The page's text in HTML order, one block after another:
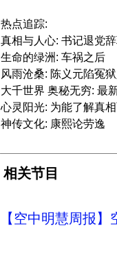
热点追踪:
真相与人心: 书记退党
生命的绿洲: 车祸之后
风雨沧桑: 陈义元陷冤
大千世界 奥秘无穷: 最
心灵阳光: 为能了解真
神传文化: 康熙论劳逸
相关节目
【空中明慧周报